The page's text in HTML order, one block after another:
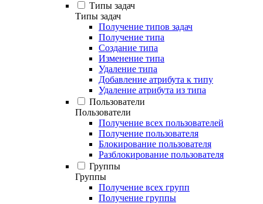
Типы задач
Типы задач
Получение типов задач
Получение типа
Создание типа
Изменение типа
Удаление типа
Добавление атрибута к типу
Удаление атрибута из типа
Пользователи
Пользователи
Получение всех пользователей
Получение пользователя
Блокирование пользователя
Разблокирование пользователя
Группы
Группы
Получение всех групп
Получение группы